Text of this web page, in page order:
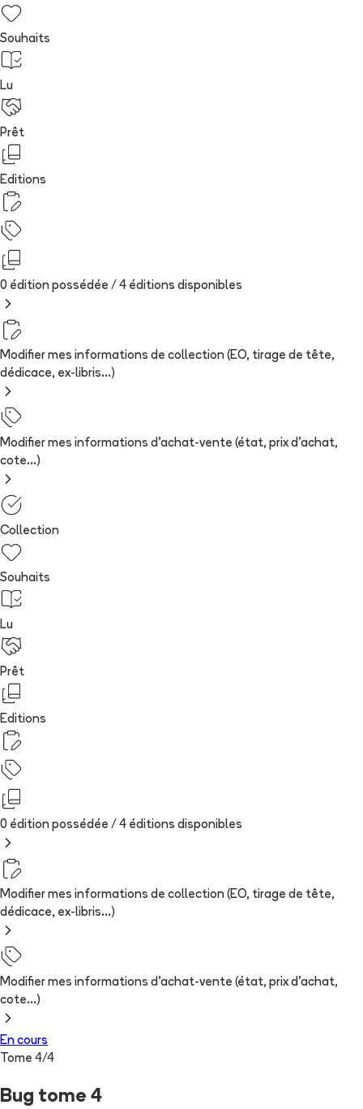
Souhaits
Lu
Prêt
Editions
0 édition possédée / 4 éditions disponibles
Modifier mes informations de collection (EO, tirage de tête,
dédicace, ex-libris...)
Modifier mes informations d'achat-vente (état, prix d'achat,
cote...)
Collection
Souhaits
Lu
Prêt
Editions
0 édition possédée / 4 éditions disponibles
Modifier mes informations de collection (EO, tirage de tête,
dédicace, ex-libris...)
Modifier mes informations d'achat-vente (état, prix d'achat,
cote...)
En cours
Tome 4/4
Bug tome 4